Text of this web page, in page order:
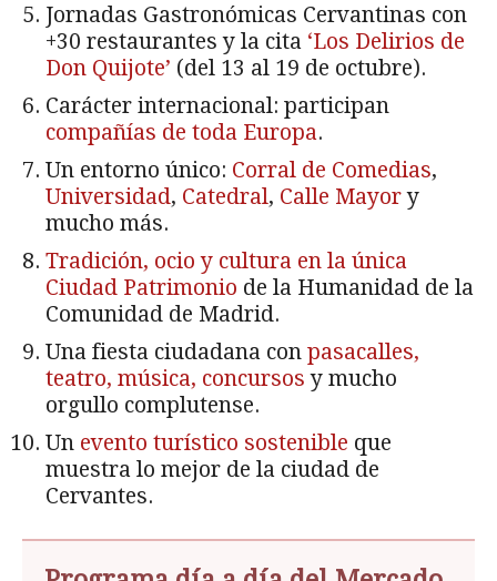
Jornadas Gastronómicas Cervantinas con
+30 restaurantes y la cita ‘Los Delirios de
Don Quijote’ (del 13 al 19 de octubre).
Carácter internacional: participan
compañías de toda Europa.
Un entorno único: Corral de Comedias,
Universidad, Catedral, Calle Mayory
mucho más.
Tradición, ocio y cultura en la única
Ciudad Patrimonio de la Humanidad de la
Comunidad de Madrid.
Una fiesta ciudadana con pasacalles,
teatro, música, concursos y mucho
orgullo complutense.
Un evento turístico sostenible que
muestra lo mejor de la ciudad de
Cervantes.